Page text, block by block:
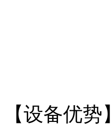
【设备优势】